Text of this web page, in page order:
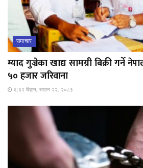
समाचार
म्याद गुज्रेका खाद्य सामग्री बिक्री गर्ने
५० हजार जरिवाना
६:३२ बिहान, साउन २२, २०८३